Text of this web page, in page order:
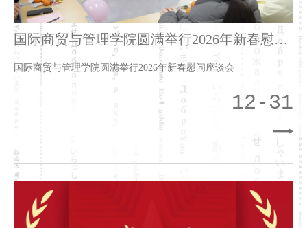
国际商贸与管理学院圆满举行2026年新春慰问
座谈会
国际商贸与管理学院圆满举行2026年新春慰问座谈会
12-31